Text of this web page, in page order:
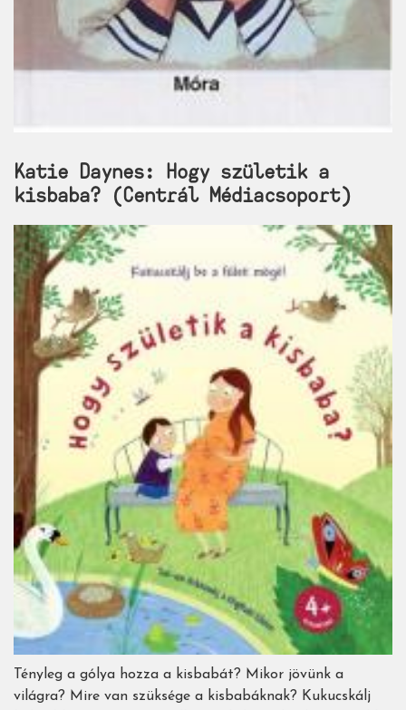
Katie Daynes: Hogy születik a
kisbaba? (Centrál Médiacsoport)
Tényleg a gólya hozza a kisbabát? Mikor jövünk a
világra? Mire van szüksége a kisbabáknak? Kukucskálj